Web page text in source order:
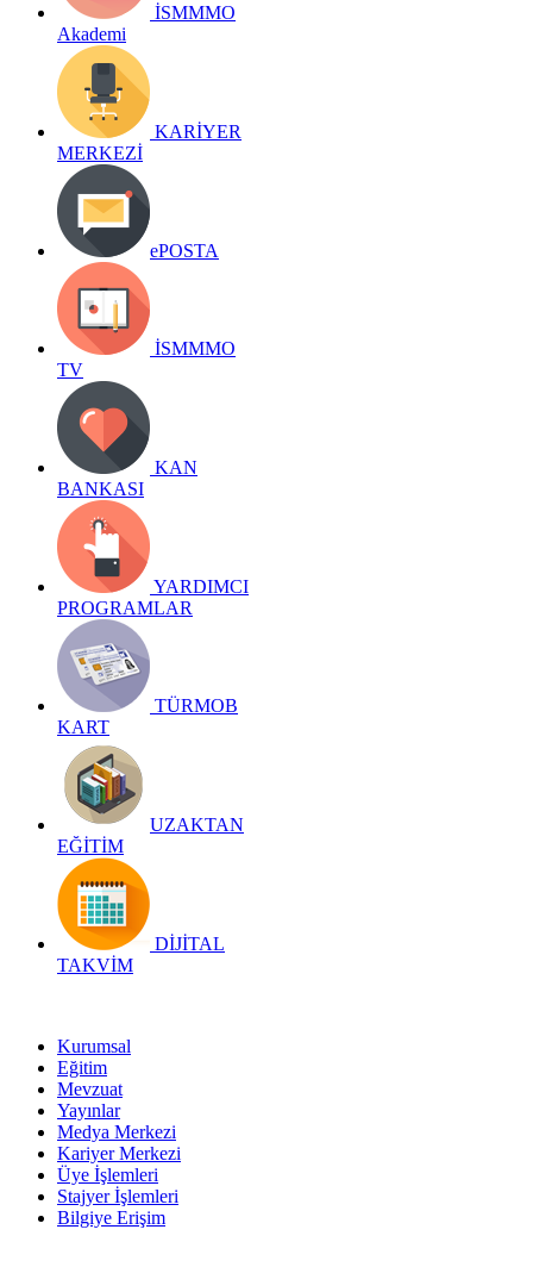
İSMMMO
Akademi
KARİYER
MERKEZİ
ePOSTA
İSMMMO
TV
KAN
BANKASI
YARDIMCI
PROGRAMLAR
TÜRMOB
KART
UZAKTAN
EĞİTİM
DİJİTAL
TAKVİM
Kurumsal
Eğitim
Mevzuat
Yayınlar
Medya Merkezi
Kariyer Merkezi
Üye İşlemleri
Stajyer İşlemleri
Bilgiye Erişim